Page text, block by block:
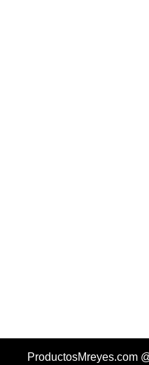
ProductosMreyes.com